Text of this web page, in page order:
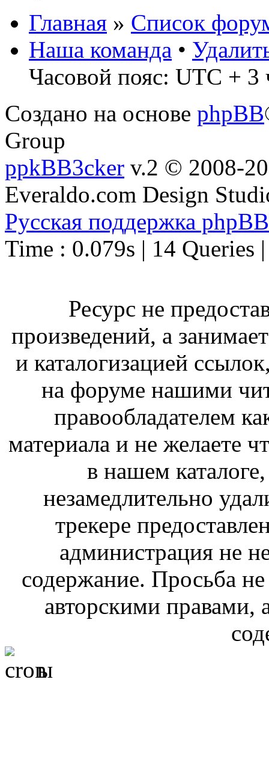
Главная » Список
Наша команда •
Часовой пояс: UTC + 3
Создано на основе phpBB
Group
ppkBB3cker v.2 © 2008-
Everaldo.com Design
Русская поддержка phpBB
Time : 0.079s | 14 Queries
Ресурс не
произведений, а
и каталогизацией
на форуме нашими
правообладателем
материала и не желаете
в нашем
незамедлительно
трекере
администрация не
содержание. Просьба
авторскими правами,
ы